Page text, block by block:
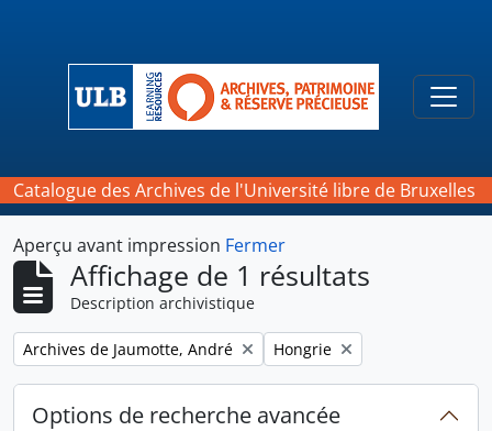
Catalogue des Archives de l'Université libre de Bruxelles
Aperçu avant impression Fermer
Affichage de 1 résultats
Description archivistique
Remove filter:
Archives de Jaumotte, André Remove filter:
Hongrie
Options de recherche avancée